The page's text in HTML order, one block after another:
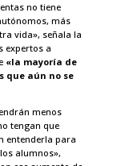
no tiene
más
vida», señala la
expertos a
«la mayoría de
que aún no se
menos
tengan que
entenderla para
alumnos»,